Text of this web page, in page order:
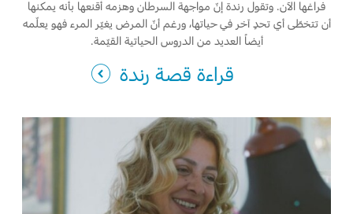
فراغها الآن. وتقول رندة إنّ مواجهة السرطان وهزمه أقنعها بأنه يمكنها
أن تتخطّى أي تحدٍ آخر في حياتها، ورغم أنّ المرض يغيّر المرء فهو يعلّمه
أيضاً العديد من الدروس الحياتية القيّمة.
قراءة قصة رندة